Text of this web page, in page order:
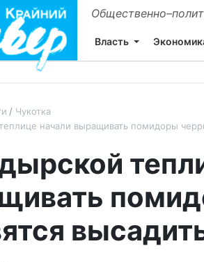
Власть
Чукотка
начали выращивать помидоры